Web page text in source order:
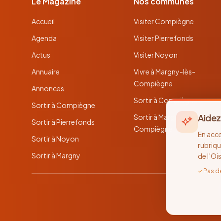
Accueil
Agenda
Actus
Annuaire
Annonces
Sortir à Compiègne
Sortir à Pierrefonds
Sortir à Noyon
Sortir à Margny
Visiter Compiègne
Visiter Pierrefonds
Visiter Noyon
Vivre à Margny-lès-
Compiègne
Sortir à Compiègne
Sortir à Margny-lès-
Compiègne
En
de
✓ Pas